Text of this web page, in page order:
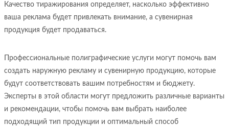
Качество тиражирования определяет, насколько эффективно
ваша реклама будет привлекать внимание, а сувенирная
продукция будет продаваться.
Профессиональные полиграфические услуги могут помочь вам
создать наружную рекламу и сувенирную продукцию, которые
будут соответствовать вашим потребностям и бюджету.
Эксперты в этой области могут предложить различные варианты
и рекомендации, чтобы помочь вам выбрать наиболее
подходящий тип продукции и оптимальный способ